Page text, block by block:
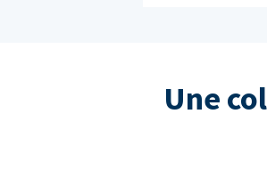
Une